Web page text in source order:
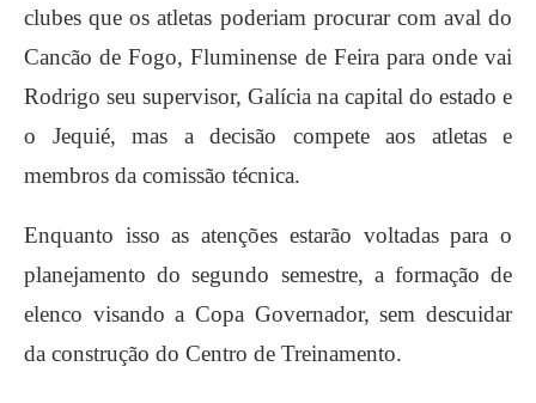
clubes que os atletas poderiam procurar com aval do
Cancão de Fogo, Fluminense de Feira para onde vai
Rodrigo seu supervisor, Galícia na capital do estado e
o Jequié, mas a decisão compete aos atletas e
membros da comissão técnica.
Enquanto isso as atenções estarão voltadas para o
planejamento do segundo semestre, a formação de
elenco visando a Copa Governador, sem descuidar
da construção do Centro de Treinamento.